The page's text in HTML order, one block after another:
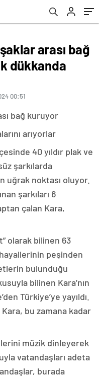
arası bağ
dükkanda
00:51
bağ kuruyor
arıyorlar
40 yıldır plak ve
şarkılarda
uğrak noktası oluyor.
şarkıları 6
çalan Kara,
olarak bilinen 63
peşinden
bulunduğu
bilinen Kara’nın
Türkiye’ye yayıldı.
bu zamana kadar
müzik dinleyerek
vatandaşları adeta
burada